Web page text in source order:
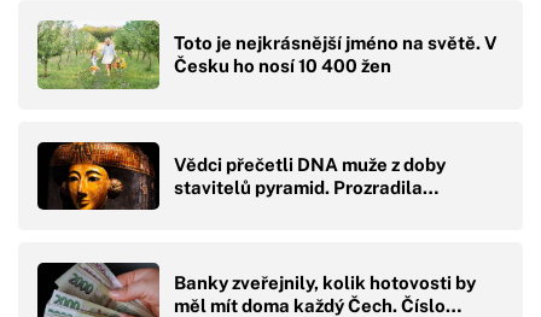
Toto je nejkrásnější jméno na světě. V
Česku ho nosí 10 400 žen
Vědci přečetli DNA muže z doby
stavitelů pyramid. Prozradila…
Banky zveřejnily, kolik hotovosti by
měl mít doma každý Čech. Číslo…